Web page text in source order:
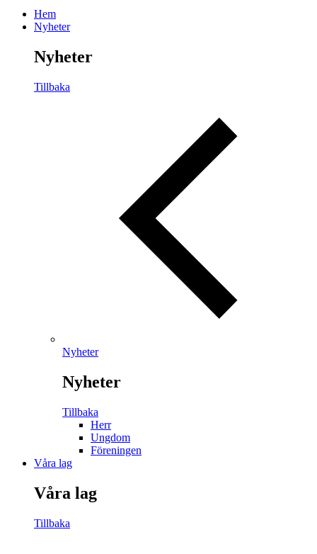
Hem
Nyheter
Nyheter
Tillbaka
Nyheter
Nyheter
Tillbaka
Herr
Ungdom
Föreningen
Våra lag
Våra lag
Tillbaka